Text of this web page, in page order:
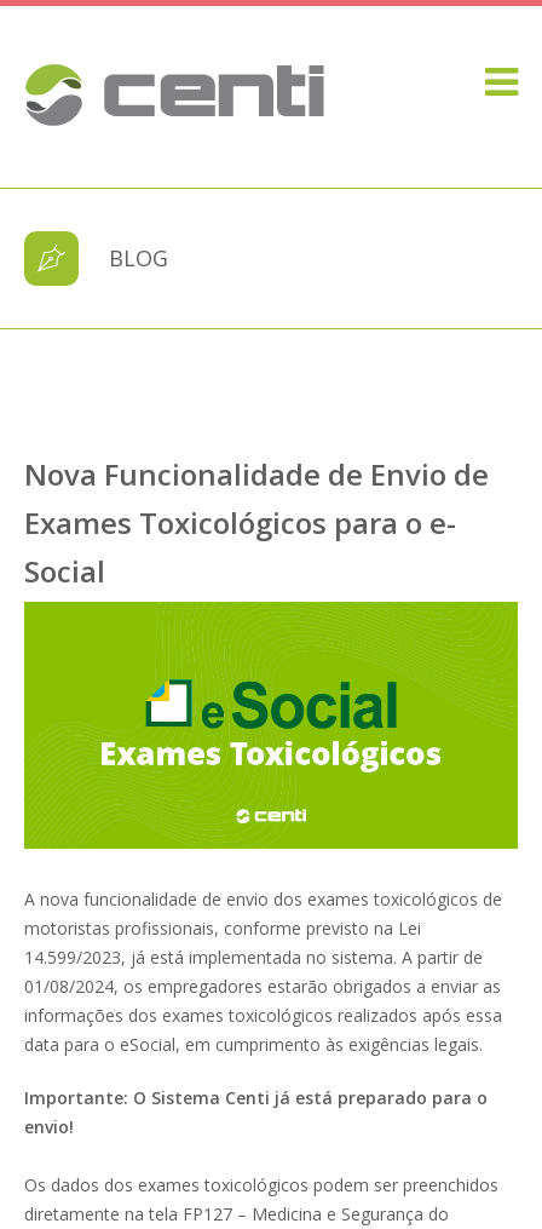
BLOG
Nova Funcionalidade de Envio de
Exames Toxicológicos para o e-
Social
A nova funcionalidade de envio dos exames toxicológicos de
motoristas profissionais, conforme previsto na Lei
14.599/2023, já está implementada no sistema. A partir de
01/08/2024, os empregadores estarão obrigados a enviar as
informações dos exames toxicológicos realizados após essa
data para o eSocial, em cumprimento às exigências legais.
Importante: O Sistema Centi já está preparado para o
envio!
Os dados dos exames toxicológicos podem ser preenchidos
diretamente na tela FP127 – Medicina e Segurança do